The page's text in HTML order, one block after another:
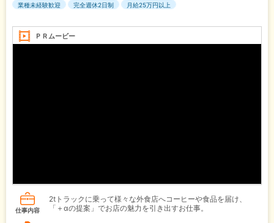
業種未経験歓迎
完全週休2日制 月給25万円以上
ＰＲムービー
仕事内容
2tトラックに乗って様々な外食店へコーヒーや食品を届け、
「＋αの提案」でお店の魅力を引き出すお仕事。